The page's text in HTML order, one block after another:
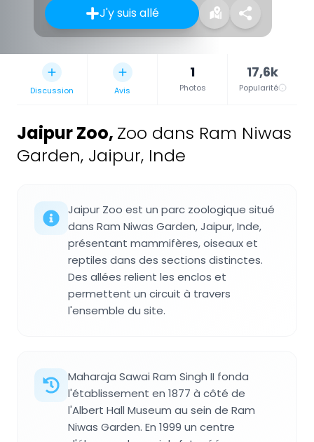
J'y suis allé
Discussion Avis
1
Photos
17,6k
Popularité
Jaipur Zoo, Zoo dans Ram Niwas
Garden, Jaipur, Inde
Jaipur Zoo est un parc zoologique situé
dans Ram Niwas Garden, Jaipur, Inde,
présentant mammifères, oiseaux et
reptiles dans des sections distinctes.
Des allées relient les enclos et
permettent un circuit à travers
l'ensemble du site.
Maharaja Sawai Ram Singh II fonda
l'établissement en 1877 à côté de
l'Albert Hall Museum au sein de Ram
Niwas Garden. En 1999 un centre